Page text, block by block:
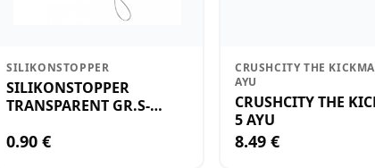
SILIKONSTOPPER
SILIKONSTOPPER
TRANSPARENT GR.S-
0.90 €
CRUSHCITY THE
AYU
CRUSHCITY THE
5 AYU
8.49 €